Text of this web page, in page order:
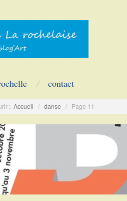
contact
: Accueil / danse / Page 11